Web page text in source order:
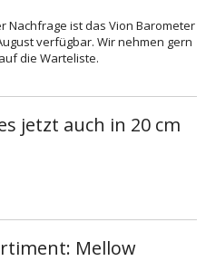
Nachfrage ist das Vion Barometer
verfügbar. Wir nehmen gern
die Warteliste.
jetzt auch in 20 cm
Mellow